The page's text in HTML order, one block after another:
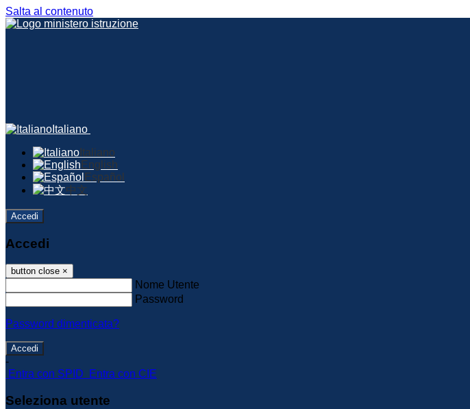
Salta al contenuto
Italiano
Italiano
English
Español
中文
Accedi
Accedi
button close ×
Nome Utente
Password
Password dimenticata?
-
Entra con SPID
Entra con CIE
Seleziona utente